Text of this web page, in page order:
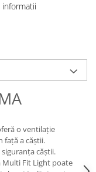
o ventilație
față a căștii.
căștii.
Multi Fit Light poate